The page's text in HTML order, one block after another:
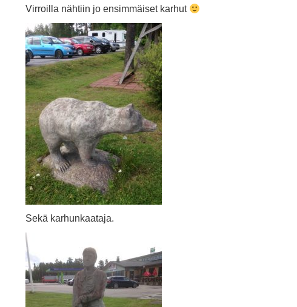
Virroilla nähtiin jo ensimmäiset karhut
Sekä karhunkaataja.